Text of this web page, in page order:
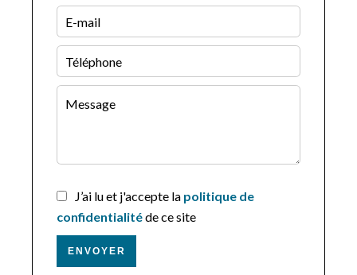
J’ai lu et j'accepte la politique de
confidentialitéde ce site
ENVOYER